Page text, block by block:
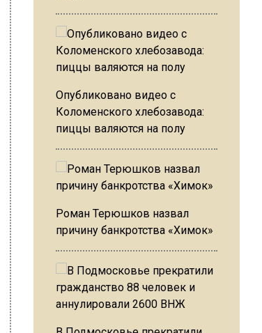
Опубликовано видео с
Коломенского хлебозавода:
пиццы валяются на полу
Роман Терюшков назвал
причину банкротства «Химок»